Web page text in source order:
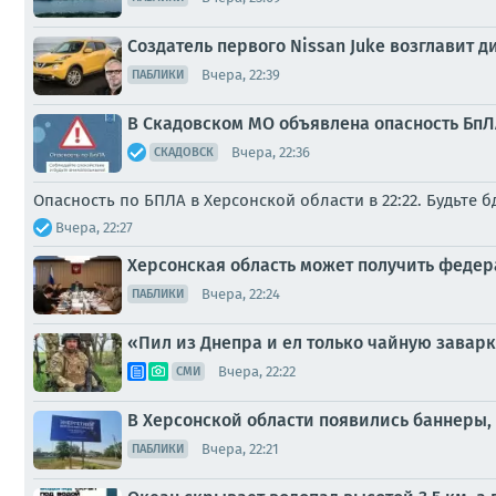
Создатель первого Nissan Juke возглавит
ПАБЛИКИ Вчера, 22:39
В Скадовском МО объявлена опасность
СКАДОВСК Вчера, 22:36
Опасность по БПЛА в Херсонской области в 22:22.
Вчера, 22:27
Херсонская область может получить
ПАБЛИКИ Вчера, 22:24
«Пил из Днепра и ел только чайную
СМИ Вчера, 22:22
В Херсонской области появились
ПАБЛИКИ Вчера, 22:21